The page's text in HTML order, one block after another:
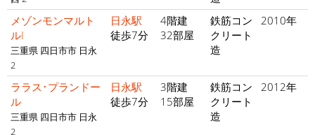
メゾンモンマルト
ルI
三重県 四日市市 日永
2
日永駅
徒歩7分
4階建
32部屋
鉄筋コン
クリート
造
2010年
ララス･プランドー
ル
三重県 四日市市 日永
2
日永駅
徒歩7分
3階建
15部屋
鉄筋コン
クリート
造
2012年